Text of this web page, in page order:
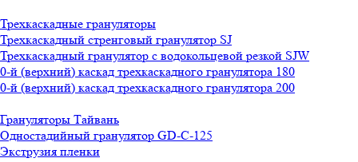
Трехкаскадные грануляторы
Трехкаскадный стренговый гранулятор SJ
Трехкаскадный гранулятор с водокольцевой резкой SJW
0-й (верхний) каскад трехкаскадного гранулятора 180
0-й (верхний) каскад трехкаскадного гранулятора 200
Грануляторы Тайвань
Одностадийный гранулятор GD-C-125
Экструзия пленки